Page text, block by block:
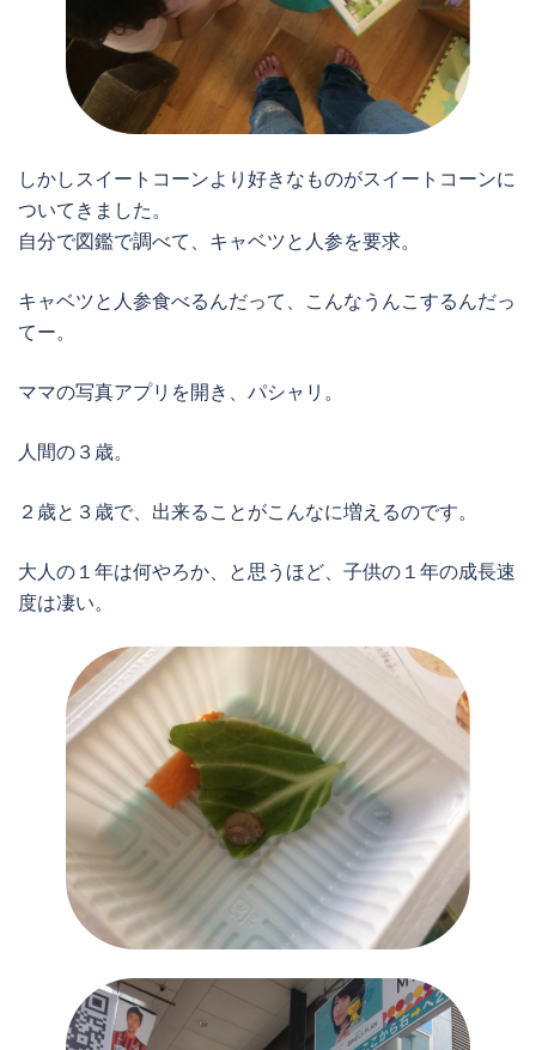
しかしスイートコーンより好きなものがスイートコーンに
ついてきました。
自分で図鑑で調べて、キャベツと人参を要求。
キャベツと人参食べるんだって、こんなうんこするんだっ
てー。
ママの写真アプリを開き、パシャリ。
人間の３歳。
２歳と３歳で、出来ることがこんなに増えるのです。
大人の１年は何やろか、と思うほど、子供の１年の成長速
度は凄い。